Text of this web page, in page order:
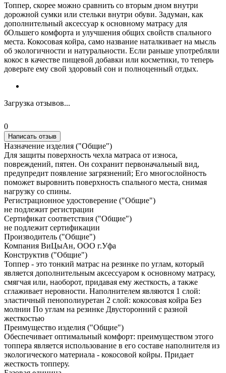
Топпер, скорее можно сравнить со вторым дном внутри
дорожной сумки или стельки внутри обуви. Задуман, как
дополнительный аксессуар к основному матрасу для
бОльшего комфорта и улучшения общих свойств спального
места. Кокосовая койра, само название наталкивает на мысль
об экологичности и натуральности. Если раньше употребляли
кокос в качестве пищевой добавки или косметики, то теперь
доверьте ему свой здоровый сон и полноценный отдых.
Загрузка отзывов...
0
Написать отзыв
Назначение изделия ("Общие")
Для защиты поверхность чехла матраса от износа,
повреждений, пятен. Он сохранит первоначальный вид,
предупредит появление загрязнений; Его многослойность
поможет выровнить поверхность спального места, снимая
нагрузку со спины.
Регистрационное удостоверение ("Общие")
не подлежит регистрации
Сертификат соответствия ("Общие")
не подлежит сертификации
Производитель ("Общие")
Компания ВиЦыАн, ООО г.Уфа
Конструктив ("Общие")
Топпер - это тонкий матрас на резинке по углам, который
является дополнительным аксессуаром к основному матрасу,
смягчая или, наоборот, придавая ему жесткость, а также
сглаживает неровности. Наполнителем являются 1 слой:
эластичный пенополиуретан 2 слой: кокосовая койра Без
молнии По углам на резинке Двусторонний с разной
жесткостью
Преимущество изделия ("Общие")
Обеспечивает оптимальный комфорт: преимуществом этого
топпера является использование в его составе наполнителя из
экологического материала - кокосовой койры. Придает
жесткость топперу.